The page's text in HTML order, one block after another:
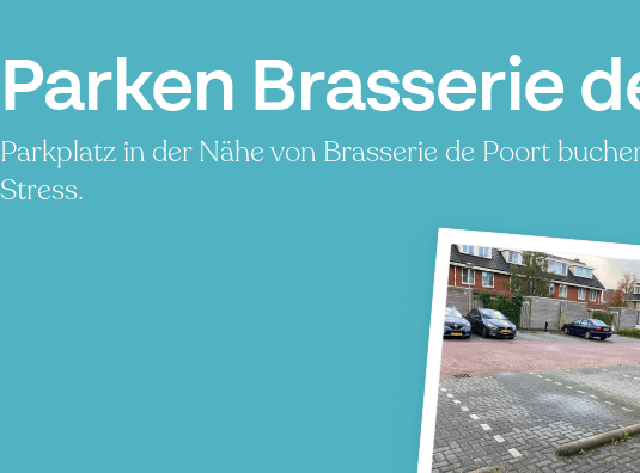
Parken Brasserie
Parkplatz in der Nähe von Brasserie de Poort
Stress.